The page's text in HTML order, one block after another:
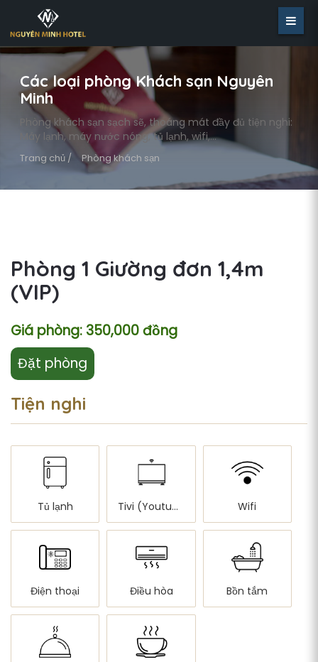
Các loại phòng Khách sạn Nguyên
Minh
Phòng khách sạn sạch sẽ, thoáng mát đầy đủ tiện nghi:
Máy lạnh, máy nước nóng, tủ lạnh, wifi,...
Trang chủ / Phòng khách sạn
Phòng 1 Giường đơn 1,4m
(VIP)
Giá phòng: 350,000 đồng
Đặt phòng
Tiện nghi
Tủ lạnh Tivi (Youtube) Wifi
Điện thoại Điều hòa Bồn tắm